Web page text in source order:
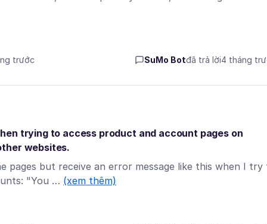
trước SuMo Botđã trả lời4 tháng
trying to access product and account pages on
websites.
pages but receive an error message like this when I try
"You … (xem thêm)